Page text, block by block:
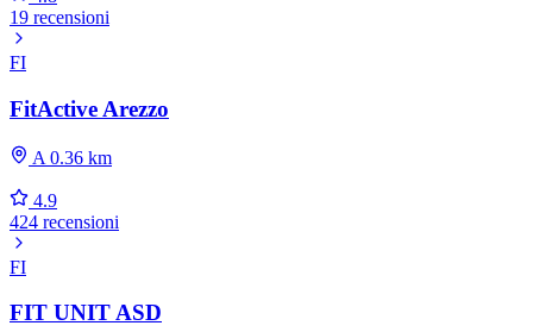
19 recensioni
FI
FitActive Arezzo
A 0.36 km
4.9
424 recensioni
FI
FIT UNIT ASD